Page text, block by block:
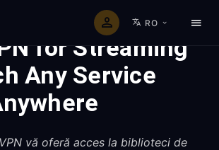
RO
for Streaming
Any Service
vă oferă acces la biblioteci de